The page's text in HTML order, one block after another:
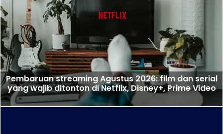
Pembaruan streaming Agustus 2026: film dan serial
yang wajib ditonton di Netflix, Disney+, Prime Video